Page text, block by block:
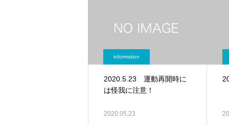
information
2020.5.23 運動再開時に
は怪我に注意！
2020.05.23